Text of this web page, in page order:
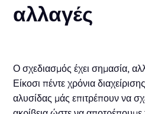
αλλαγές
Ο σχεδιασμός έχει σημασία,
Είκοσι πέντε χρόνια
αλυσίδας μάς επιτρέπουν να